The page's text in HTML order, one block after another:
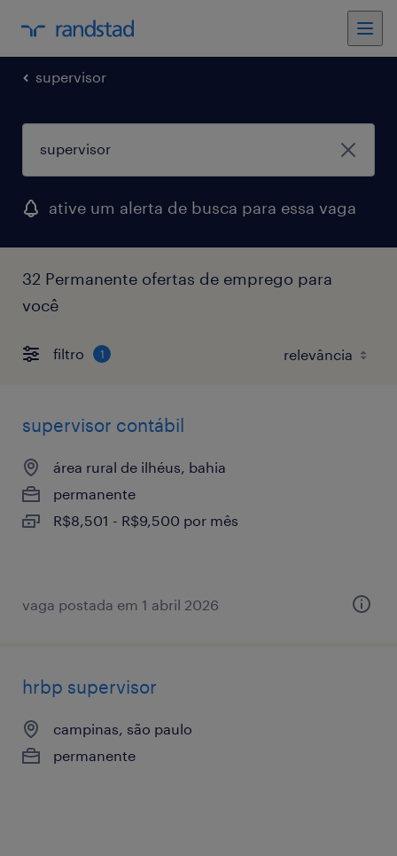
supervisor
ative um alerta de busca para essa vaga
32 Permanente ofertas de emprego para
você
filtro 1
supervisor contábil
área rural de ilhéus, bahia
permanente
R$8,501 - R$9,500 por mês
vaga postada em 1 abril 2026
hrbp supervisor
campinas, são paulo
permanente